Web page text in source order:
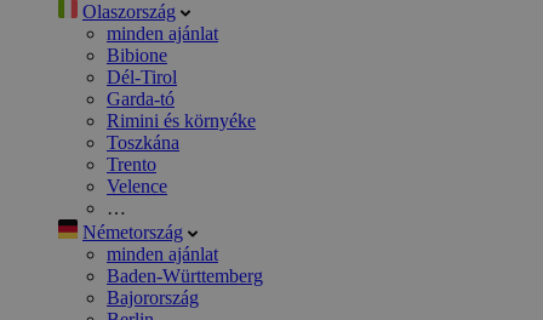
Olaszország
minden ajánlat
Bibione
Dél-Tirol
Garda-tó
Rimini és környéke
Toszkána
Trento
Velence
…
Németország
minden ajánlat
Baden-Württemberg
Bajorország